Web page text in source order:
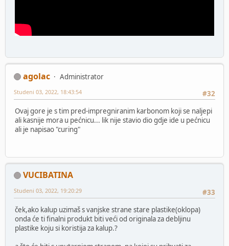
agolac
Administrator
#32
Studeni 03, 2022, 18:43:54
Ovaj gore je s tim pred-impregniranim karbonom koji se naljepi
ali kasnije mora u pećnicu... lik nije stavio dio gdje ide u pećnicu
ali je napisao "curing"
VUCIBATINA
#33
Studeni 03, 2022, 19:20:29
ček,ako kalup uzimaš s vanjske strane stare plastike(oklopa)
onda će ti finalni produkt biti veći od originala za debljinu
plastike koju si koristija za kalup.?